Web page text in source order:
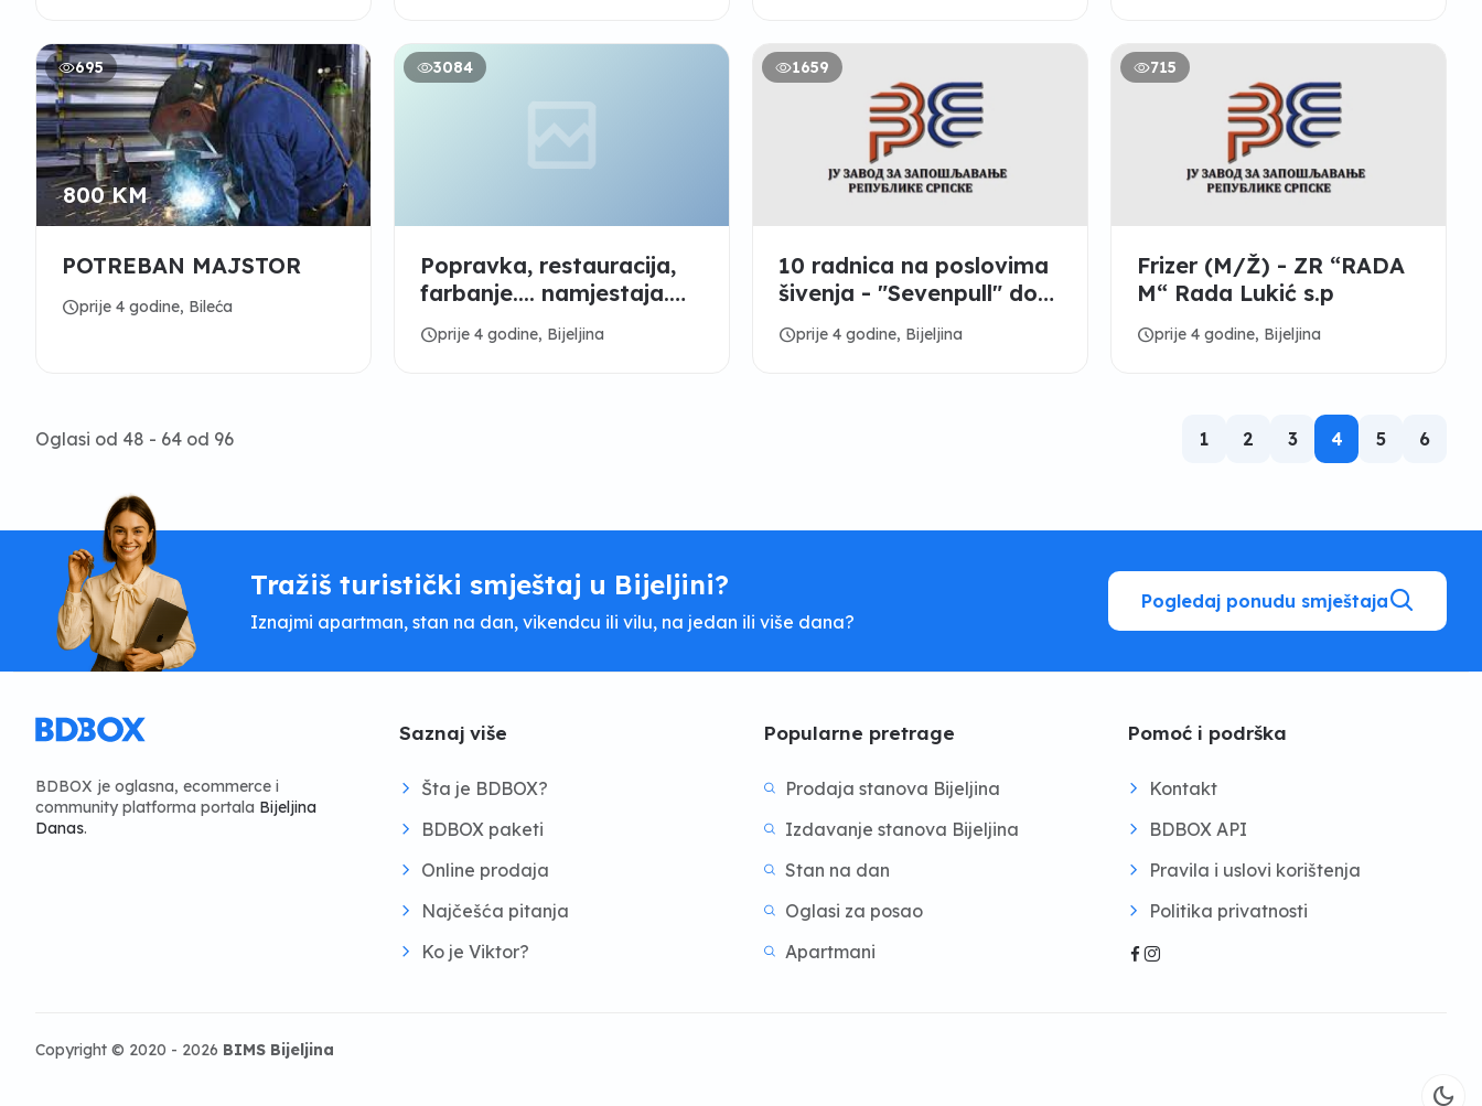
695
800 KM
POTREBAN MAJSTOR
scheduleprije 4 godine, Bileća
3084
Popravka, restauracija,
farbanje.... namjestaja.
065593170
scheduleprije 4 godine, Bijeljina
1659
10 radnica na poslovima
šivenja - "Sevenpull" doo
Bijeljina
scheduleprije 4 godine, Bijeljina
715
Frizer (M/Ž) - ZR “RADA
M“ Rada Lukić s.p
scheduleprije 4 godine, Bijeljina
Oglasi od 48 - 64 od 96 1 2 3 4 5 6
Tražiš turistički smještaj u Bijeljini?
Iznajmi apartman, stan na dan, vikendcu ili vilu, na jedan ili više dana?
Pogledaj ponudu smještaja
BDBOX je oglasna, ecommerce i
community platforma portala Bijeljina
Danas.
Saznaj više
Šta je BDBOX?
BDBOX paketi
Online prodaja
Najčešća pitanja
Ko je Viktor?
Popularne pretrage
Prodaja stanova Bijeljina
Izdavanje stanova Bijeljina
Stan na dan
Oglasi za posao
Apartmani
Pomoć i podrška
Kontakt
BDBOX API
Pravila i uslovi korištenja
Politika privatnosti
Copyright © 2020 - 2026 BIMS Bijeljina
dark_mode